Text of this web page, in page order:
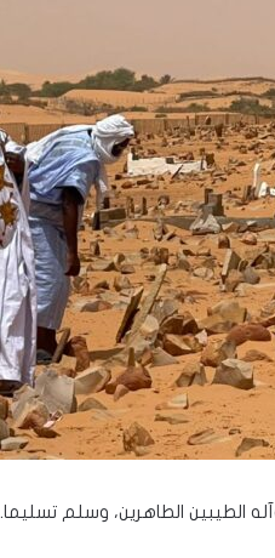
الطيبين الطاهرين، وسلم تسليما.